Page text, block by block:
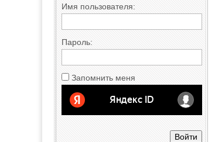
Имя пользователя:
Пароль:
Запомнить меня
Войти